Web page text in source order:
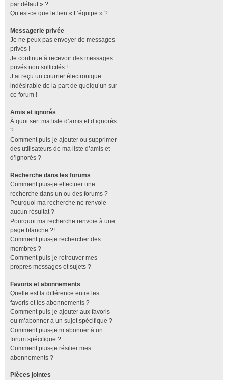
par défaut » ?
Qu’est-ce que le lien « L’équipe » ?
Messagerie privée
Je ne peux pas envoyer de messages
privés !
Je continue à recevoir des messages
privés non sollicités !
J’ai reçu un courrier électronique
indésirable de la part de quelqu’un sur
ce forum !
Amis et ignorés
À quoi sert ma liste d’amis et d’ignorés
?
Comment puis-je ajouter ou supprimer
des utilisateurs de ma liste d’amis et
d’ignorés ?
Recherche dans les forums
Comment puis-je effectuer une
recherche dans un ou des forums ?
Pourquoi ma recherche ne renvoie
aucun résultat ?
Pourquoi ma recherche renvoie à une
page blanche ?!
Comment puis-je rechercher des
membres ?
Comment puis-je retrouver mes
propres messages et sujets ?
Favoris et abonnements
Quelle est la différence entre les
favoris et les abonnements ?
Comment puis-je ajouter aux favoris
ou m’abonner à un sujet spécifique ?
Comment puis-je m’abonner à un
forum spécifique ?
Comment puis-je résilier mes
abonnements ?
Pièces jointes